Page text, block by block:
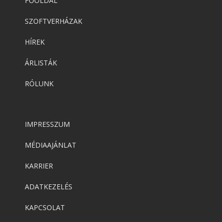
SZOFTVERHÁZAK
HÍREK
ÁRLISTÁK
RÓLUNK
IMPRESSZUM
MÉDIAAJÁNLAT
KARRIER
ADATKEZELÉS
KAPCSOLAT